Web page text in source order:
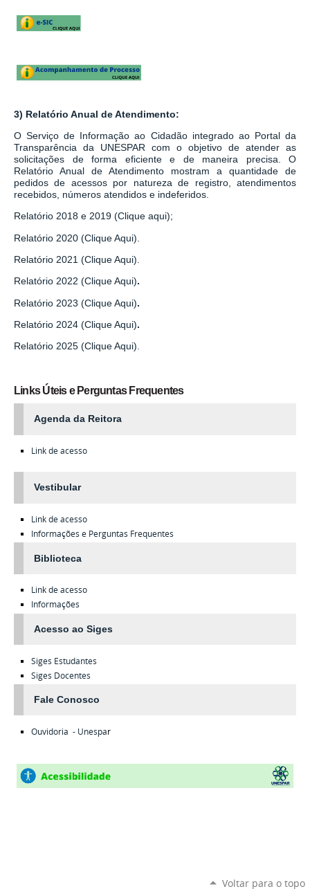
3) Relatório Anual de Atendimento:
O Serviço de Informação ao Cidadão integrado aoPortal da
Transparência da UNESPAR
com o objetivo de atender as
solicitações de forma eficiente e de maneira precisa. O
Relatório Anual de Atendimento mostram a quantidade de
pedidos de acessos por natureza de registro, atendimentos
recebidos, números atendidos e indeferidos.
Relatório 2018 e 2019 (Clique aqui);
Relatório 2020 (Clique Aqui).
Relatório 2021 (Clique Aqui).
Relatório 2022 (Clique Aqui).
Relatório 2023 (Clique Aqui).
Relatório 2024 (Clique Aqui).
Relatório 2025 (Clique Aqui).
Links Úteis e Perguntas Frequentes
Agenda da Reitora
Link de acesso
Vestibular
Link de acesso
Informações e Perguntas Frequentes
Biblioteca
Link de acesso
Informações
Acesso ao Siges
Siges Estudantes
Siges Docentes
Fale Conosco
Ouvidoria - Unespar
Voltar para o topo